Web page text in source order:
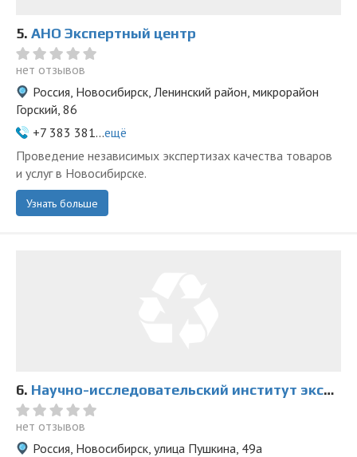
5. АНО Экспертный центр
нет отзывов
Россия, Новосибирск, Ленинский район, микрорайон
Горский, 86
+7 383 381...ещё
Проведение независимых экспертизах качества товаров
и услуг в Новосибирске.
Узнать больше
6. Научно-исследовательский институт экспертиз в Новосибирске
нет отзывов
Россия, Новосибирск, улица Пушкина, 49а